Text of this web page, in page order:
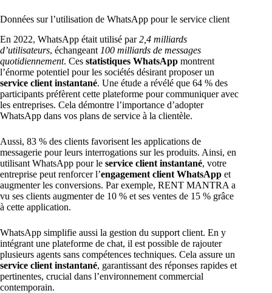
Données sur l’utilisation de WhatsApp pour le service client
En 2022, WhatsApp était utilisé par2,4 milliards
d’utilisateurs, échangeant 100 milliards de messages
quotidiennement. Ces statistiques WhatsApp montrent
l’énorme potentiel pour les sociétés désirant proposer un
service client instantané. Une étude a révélé que 64 % des
participants préfèrent cette plateforme pour communiquer avec
les entreprises. Cela démontre l’importance d’adopter
WhatsApp dans vos plans de service à la clientèle.
Aussi, 83 % des clients favorisent les applications de
messagerie pour leurs interrogations sur les produits. Ainsi, en
utilisant WhatsApp pour le service client instantané, votre
entreprise peut renforcer l’engagement client WhatsApp et
augmenter les conversions. Par exemple, RENT MANTRA a
vu ses clients augmenter de 10 % et ses ventes de 15 % grâce
à cette application.
WhatsApp simplifie aussi la gestion du support client. En y
intégrant une plateforme de chat, il est possible de rajouter
plusieurs agents sans compétences techniques. Cela assure un
service client instantané, garantissant des réponses rapides et
pertinentes, crucial dans l’environnement commercial
contemporain.